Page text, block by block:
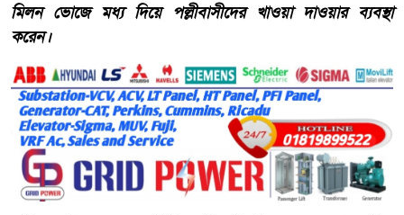
মিলন ভোজে মধ্য দিয়ে পল্লীবাসীদের খাওয়া দাওয়ার ব্যবস্থা
করেন।